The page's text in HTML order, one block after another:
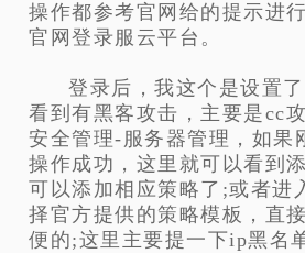
操作都参考官网给的提示进
官网登录服云平台。
登录后，我这个是设置
看到有黑客攻击，主要是cc
安全管理-服务器管理，如果
操作成功，这里就可以看到
可以添加相应策略了;或者进
择官方提供的策略模板，直
便的;这里主要提一下ip黑名